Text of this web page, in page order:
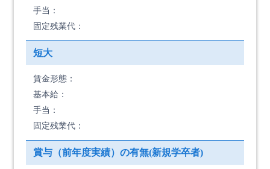
手当：
固定残業代：
短大
賃金形態：
基本給：
手当：
固定残業代：
賞与（前年度実績）の有無(新規学卒者)